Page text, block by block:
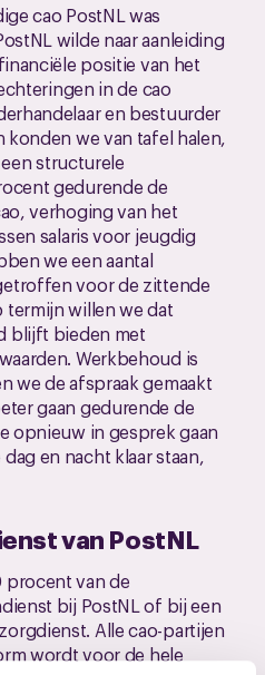
cao PostNL was
wilde naar aanleiding
positie van het
in de cao
en bestuurder
konden we van tafel halen,
structurele
gedurende de
verhoging van het
salaris voor jeugdig
we een aantal
voor de zittende
termijn willen we dat
blijft bieden met
Werkbehoud is
we de afspraak gemaakt
gaan gedurende de
opnieuw in gesprek gaan
en nacht klaar staan,
van PostNL
van de
bij PostNL of bij een
Alle cao-partijen
wordt voor de hele